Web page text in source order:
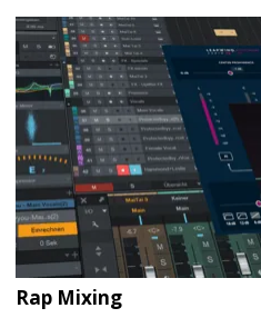
Rap Mixing